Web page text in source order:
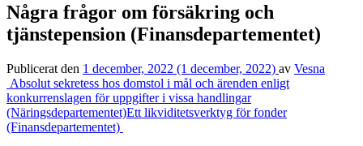
Några frågor om försäkring och
tjänstepension (Finansdepartementet)
Publicerat den 1 december, 2022 (1 december, 2022) av Vesna
Inläggsnavigering
Absolut sekretess hos domstol i mål och ärenden enligt
konkurrenslagen för uppgifter i vissa handlingar
(Näringsdepartementet)Ett likviditetsverktyg för fonder
(Finansdepartementet)